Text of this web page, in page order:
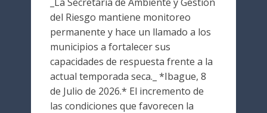
del Riesgo mantiene monitoreo
permanente y hace un llamado a los
municipios a fortalecer sus
capacidades de respuesta frente a la
actual temporada seca._ *Ibague, 8
de Julio de 2026.* El incremento de
las condiciones que favorecen la